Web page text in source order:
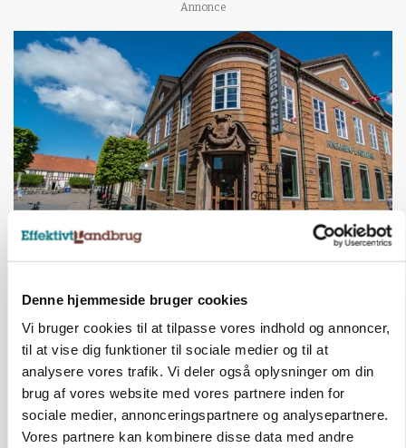
Denne hjemmeside bruger cookies
Vi bruger cookies til at tilpasse vores indhold og annoncer,
til at vise dig funktioner til sociale medier og til at
analysere vores trafik. Vi deler også oplysninger om din
brug af vores website med vores partnere inden for
sociale medier, annonceringspartnere og analysepartnere.
Vores partnere kan kombinere disse data med andre
Annonce
Annonce
BUSINESS
Grambogård får oksekød på menuen hos
københavnsk restaurantkæde
Annonce